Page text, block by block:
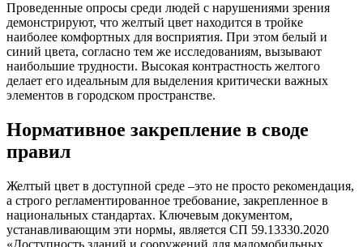
Проведенные опросы среди людей с нарушениями зрения
демонстрируют, что желтый цвет находится в тройке
наиболее комфортных для восприятия. При этом белый и
синий цвета, согласно тем же исследованиям, вызывают
наибольшие трудности. Высокая контрастность желтого
делает его идеальным для выделения критически важных
элементов в городском пространстве.
Нормативное закрепление в своде
правил
Желтый цвет в доступной среде –это не просто рекомендация,
а строго регламентированное требование, закрепленное в
национальных стандартах. Ключевым документом,
устанавливающим эти нормы, является СП 59.13330.2020